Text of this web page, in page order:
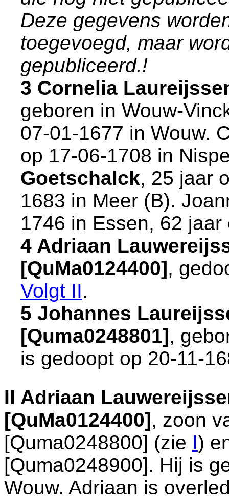
Deze gegevens
toegevoegd, maar
gepubliceerd.!
3 Cornelia
geboren in Wouw-
07-01-1677 in Wouw.
op 17-06-1708 in
Goetschalck, 25 jaar
1683 in Meer (B).
1746 in Essen, 62 jaar
4 Adriaan
[QuMa0124400],
Volgt II.
5 Johannes
[Quma0248801],
is gedoopt op 20-11-
II Adriaan
[QuMa0124400], zoon
[Quma0248800] (zie I)
[Quma0248900]. Hij is
Wouw. Adriaan is